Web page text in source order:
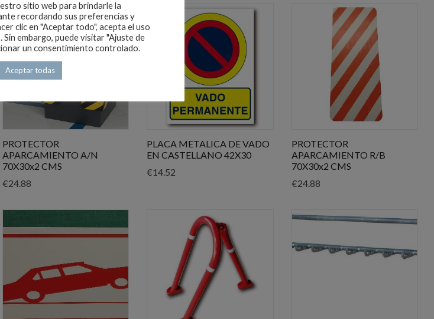
PROTECTOR
APARCAMIENTO A/N
70X30x2 CMS
€24.88
PLACA METALICA DE VADO
EN CASTELLANO 42X30
€14.52
PROTECTOR
APARCAMIENTO R/B
70X30x2 CMS
€24.88
sitio web para brindarle la
recordando sus preferencias y
clic en "Aceptar todo", acepta el uso
Sin embargo, puede visitar "Ajuste de
un consentimiento controlado.
Aceptar todas